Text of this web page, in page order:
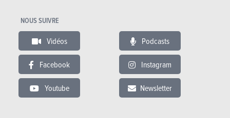
NOUS SUIVRE
Vidéos Podcasts
Facebook Instagram
Youtube Newsletter
Mercedes-Benz Classe CLA
Satisfaction générale :